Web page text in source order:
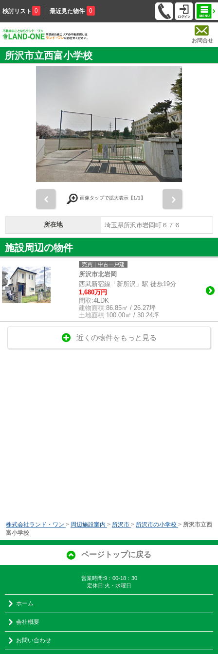
検討リスト 0 最近見た物件 0
お問合せ
所沢市立西富小学校
画像タップで拡大表示【1/1】
所在地 埼玉県所沢市岩岡町６７６
施設周辺の物件
売買｜中古一戸建
所沢市北岩岡
西武新宿線「新所沢」駅 徒歩19分
1,680万円
間取:4LDK
建物面積:86.85㎡ / 26.27坪
土地面積:100.00㎡ / 30.24坪
近くの物件をもっと見る
株式会社ランド・ワン > 周辺施設案内 > 所沢市 > 所沢市の小学校 > 所沢市立西
富小学校
ページトップに戻る
営業時間:9：00-18：30
定休日:火・水曜日
ホーム
会社概要
お問い合わせ